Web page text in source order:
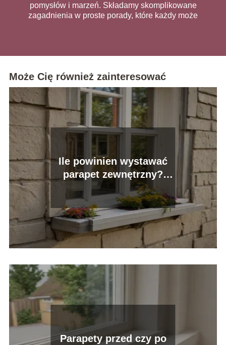
pomysłów i marzeń. Składamy skomplikowane
zagadnienia w proste porady, które każdy może
Może Cię również zainteresować
Ile powinien wystawać
parapet zewnętrzny?
Praktyczne wskazówki
Parapety przed czy po